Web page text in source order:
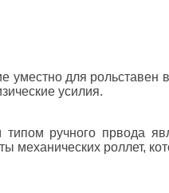
уместно для
усилия.
ручного првода
механических роллет,